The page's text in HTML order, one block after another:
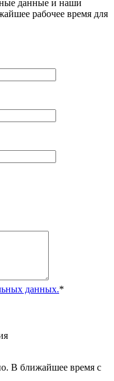
данные и наши
рабочее время для
данных.*
В ближайшее время с